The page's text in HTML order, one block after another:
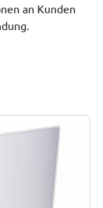
an Kunden